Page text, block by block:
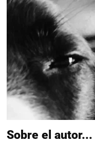
Sobre el autor...